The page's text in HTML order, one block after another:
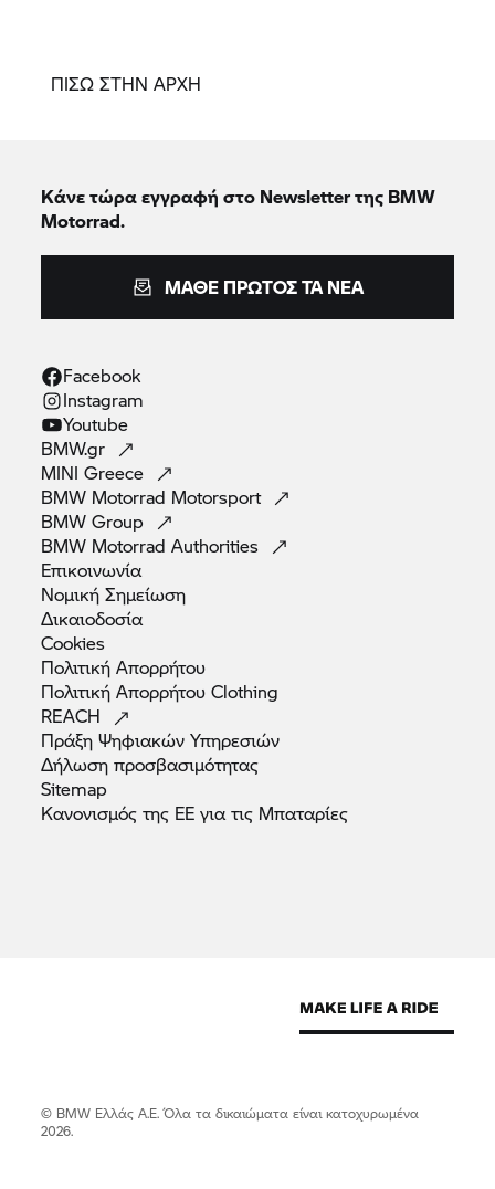
ΠΙΣΩ ΣΤΗΝ ΑΡΧΗ
Κάνε τώρα εγγραφή στο Newsletter της BMW
Motorrad.
ΜΆΘΕ ΠΡΏΤΟΣ ΤΑ ΝΈΑ
Facebook
Instagram
Youtube
BMW.gr
MINIGreece
BMW Motorrad Motorsport
BMWGroup
BMW MotorradAuthorities
Επικοινωνία
ΝομικήΣημείωση
Δικαιοδοσία
Cookies
ΠολιτικήΑπορρήτου
Πολιτική ΑπορρήτουClothing
REACH
Πράξη ΨηφιακώνΥπηρεσιών
Δήλωσηπροσβασιμότητας
Sitemap
Κανονισμός της ΕΕ για τις Μπαταρίες
© BMW Ελλάς Α.Ε. Όλα τα δικαιώματα είναι κατοχυρωμένα
2026.